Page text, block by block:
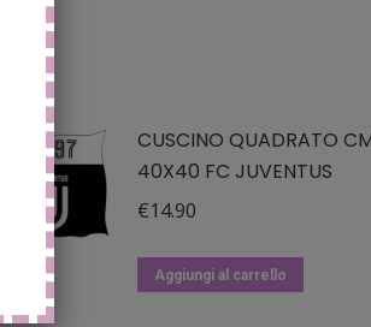
CUSCINO QUADRATO
40X40 FC JUVENTUS
€14.90
Aggiungi al carrello